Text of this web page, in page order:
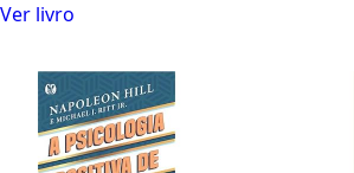
Ver livro